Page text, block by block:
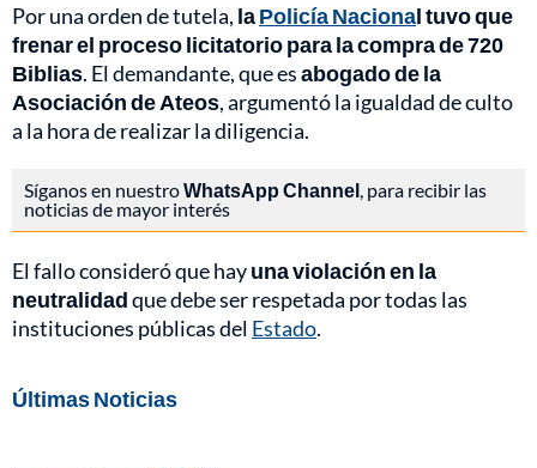
Por una orden de tutela, laPolicía Nacional tuvo que
frenar el proceso licitatorio para la compra de 720
Biblias. El demandante, que esabogado de la
Asociación de Ateos, argumentó la igualdad de culto
a la hora de realizar la diligencia.
Síganos en nuestroWhatsApp Channel , para recibir las
noticias de mayor interés
El fallo consideró que hayuna violación en la
neutralidadque debe ser respetada por todas las
instituciones públicas del Estado.
Últimas Noticias